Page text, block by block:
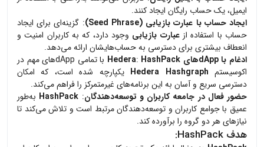
ایمیل، یک حساب رایگان ایجاد کنند.
ایجاد حساب با عبارت بازیابی (Seed Phrase)
: گزینه‌ای برای ایجاد
حساب با استفاده ازعبارت بازیابی وجود دارد، که به کاربران امنیت و
انعطاف بیشتری برای دسترسی به حساب‌هایشان ارائه می‌دهد.
ادغام با dAppهای Hedera
: HashPack
با تمامی dAppهای مهم در
اکوسیستم Hedera Hashgraph یکپارچه شده است، که امکان
دسترسی سریع و آسان به این برنامه‌های غیرمتمرکز را فراهم می‌کند.
حضور فعال در جامعه کاربران و توسعه‌دهندگان:
HashPack به‌طور
عمیق با جوامع کاربران و توسعه‌دهندگان مرتبط است و تلاش می‌کند تا
نیازهای هر دو گروه را برآورده کند.
هدف HashPack
: